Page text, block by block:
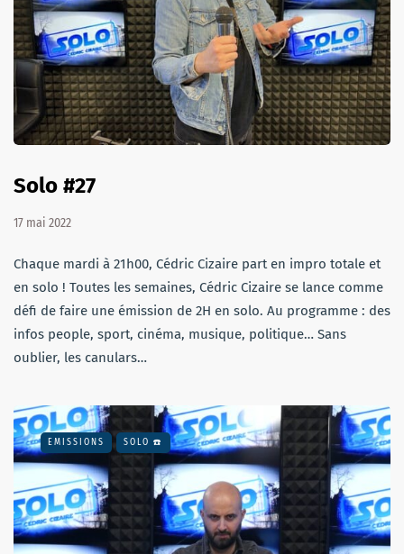
Solo #27
17 mai 2022
Chaque mardi à 21h00, Cédric Cizaire part en impro totale et
en solo ! Toutes les semaines, Cédric Cizaire se lance comme
défi de faire une émission de 2H en solo. Au programme : des
infos people, sport, cinéma, musique, politique… Sans
oublier, les canulars…
EMISSIONS SOLO ☎️